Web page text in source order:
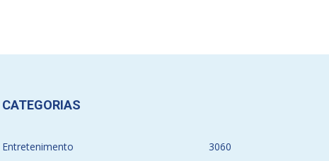
CATEGORIAS
Entretenimento 3060